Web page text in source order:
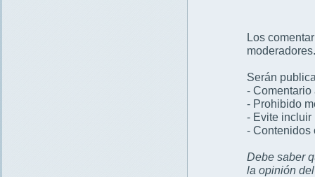
Los
moderadores.
Serán
- Comentario
- Prohibido
- Evite incluir
- Contenidos
Debe saber
la opinión